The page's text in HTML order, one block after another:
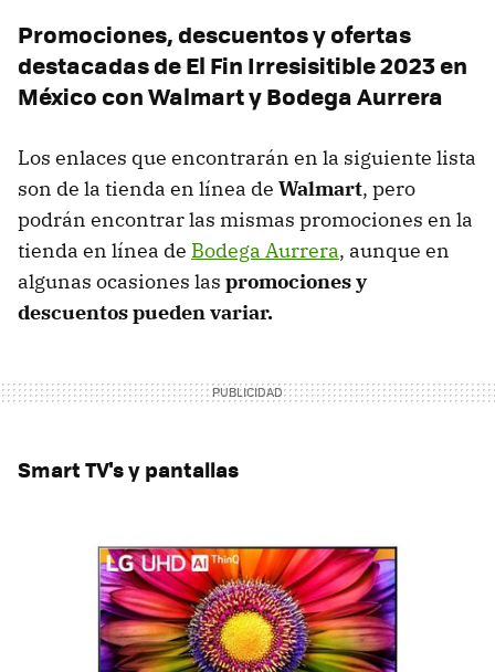
Promociones, descuentos y ofertas
destacadas de El Fin Irresisitible 2023 en
México con Walmart y Bodega Aurrera
Los enlaces que encontrarán en la siguiente lista
son de la tienda en línea de Walmart, pero
podrán encontrar las mismas promociones en la
tienda en línea de Bodega Aurrera, aunque en
algunas ocasiones las promociones y
descuentos pueden variar.
Smart TV's y pantallas